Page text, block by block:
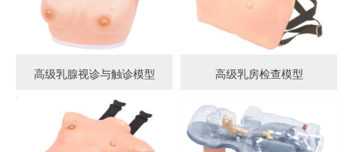
高级乳腺视诊与触诊模型 高级乳房检查模型